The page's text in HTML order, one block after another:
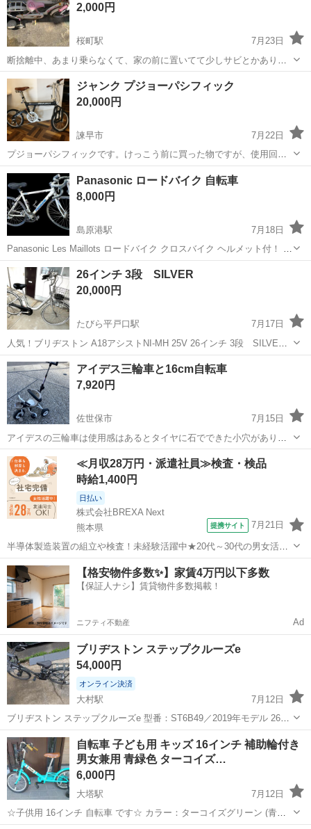
2,000円
桜町駅
7月23日
断捨離中、あまり乗らなくて、家の前に置いてて少しサビとかありま
す。パンクもしています。まだ全然のれます。しつかりしています。
１６サイズ、１８サイズかわかりません。
長崎 長崎市 桜町駅 三輪車 断捨離
ジャンク プジョーパシフィック
20,000円
諫早市
7月22日
プジョーパシフィックです。けっこう前に買った物ですが、使用回数
は少なく、室内保管でした。 購入当時総額120000ほどでした。 パシ
フィックの持病のポスト割れがありますのでジャンク扱いとさせても
らいます。 ほとんどインテリア...
長崎 諫早市 チェーン
Panasonic ロードバイク 自転車
8,000円
島原港駅
7月18日
Panasonic Les Maillots ロードバイク クロスバイク ヘルメット付！ 使
わなくなってずっと倉庫に、 保管してた品物になります！ ・現在、両
タイヤパンクしてます。 ※ 中古になります！
長崎 島原市 島原港駅
26インチ 3段 SILVER
20,000円
たびら平戸口駅
7月17日
人気！ブリヂストン A18アシストNI-MH 25V 26インチ 3段 SILVER
乗る機会がなくなったため、出品します。 ★付属品:バッテリー、鍵(1
本）、充電器 中古品で使用に伴う汚れ、擦れやキズなど使用感あ...
長崎 平戸市 たびら平戸口駅 電動アシスト自転車
アイデス三輪車と16cm自転車
7,920円
佐世保市
7月15日
アイデスの三輪車は使用感はあるとタイヤに石でできた小穴がありま
すが、美品です。使用するには全然問題ありません。 自転車は16cm
です。一回雨で濡れて少し錆がついてますが、使用には問題ありませ
ん。子供が大きくなったため18cm...
長崎 佐世保市 三輪車
≪月収28万円・派遣社員≫検査・検品
時給1,400円
日払い
株式会社BREXA Next
熊本県
提携サイト 7月21日
半導体製造装置の組立や検査！未経験活躍中★20代～30代の男女活躍
中★ワンルーム寮完備！赴任旅費会社負担！マイカー通勤OK！無料駐
車場あり！正社員登用あり！《熊本県菊池郡大津町》 人気の工場のお
仕事 ◇半導体製造装置の組立...
熊本 その他
【格安物件多数✨】家賃4万円以下多数
【保証人ナシ】賃貸物件多数掲載！
ニフティ不動産 Ad
ブリヂストン ステップクルーズe
54,000円
オンライン決済
大村駅
7月12日
ブリヂストン ステップクルーズe 型番：ST6B49／2019年モデル 26イ
ンチ・内装3段変速 走りながら自動充電 重量：約27.4kg 新車時価格：
税抜12万9,800円 2025年にセカンドストリートで中古購入。 走行...
長崎 大村市 大村駅 クロスバイク
自転車 子ども用 キッズ 16インチ 補助輪付き
男女兼用 青緑色 ターコイズ…
6,000円
大塔駅
7月12日
☆子供用 16インチ 自転車 です☆ カラー：ターコイズグリーン (青緑
色) ブランド：People (ピープル) 初回のお問い合わせの際に、ご希望